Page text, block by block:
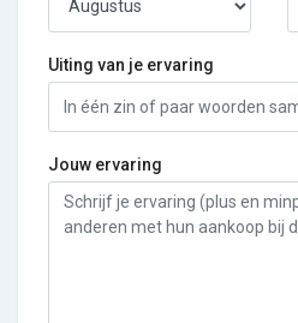
Uiting van je ervaring
Jouw ervaring